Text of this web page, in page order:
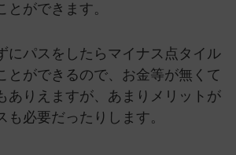
とができます。
にパスをしたらマイナス点タイル
とができるので、お金等が無くて
ありえますが、あまりメリットが
も必要だったりします。